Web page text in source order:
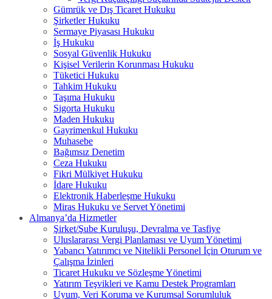
Gümrük ve Dış Ticaret Hukuku
Şirketler Hukuku
Sermaye Piyasası Hukuku
İş Hukuku
Sosyal Güvenlik Hukuku
Kişisel Verilerin Korunması Hukuku
Tüketici Hukuku
Tahkim Hukuku
Taşıma Hukuku
Sigorta Hukuku
Maden Hukuku
Gayrimenkul Hukuku
Muhasebe
Bağımsız Denetim
Ceza Hukuku
Fikri Mülkiyet Hukuku
İdare Hukuku
Elektronik Haberleşme Hukuku
Miras Hukuku ve Servet Yönetimi
Almanya’da Hizmetler
Şirket/Şube Kuruluşu, Devralma ve Tasfiye
Uluslararası Vergi Planlaması ve Uyum Yönetimi
Yabancı Yatırımcı ve Nitelikli Personel İçin Oturum ve
Çalışma İzinleri
Ticaret Hukuku ve Sözleşme Yönetimi
Yatırım Teşvikleri ve Kamu Destek Programları
Uyum, Veri Koruma ve Kurumsal Sorumluluk